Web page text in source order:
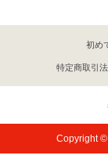
初め
特定商取引
Copyright